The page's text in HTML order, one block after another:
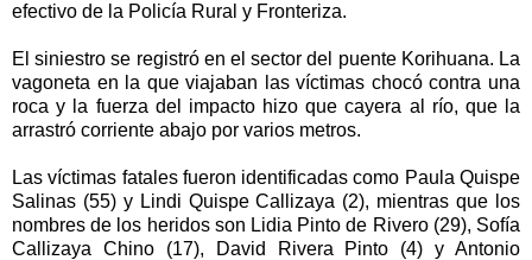
efectivo de la Policía Rural y Fronteriza.
El siniestro se registró en el sector del puente Korihuana. La
vagoneta en la que viajaban las víctimas chocó contra una
roca y la fuerza del impacto hizo que cayera al río, que la
arrastró corriente abajo por varios metros.
Las víctimas fatales fueron identificadas como Paula Quispe
Salinas (55) y Lindi Quispe Callizaya (2), mientras que los
nombres de los heridos son Lidia Pinto de Rivero (29), Sofía
Callizaya Chino (17), David Rivera Pinto (4) y Antonio